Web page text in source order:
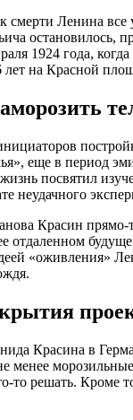
Ленина все
остановилось,
1924 года,
лет на Красной
еще в период
посвятил
неудачного
Красин
отдаленном
«оживления»
Красина в
менее
то решать. Кроме